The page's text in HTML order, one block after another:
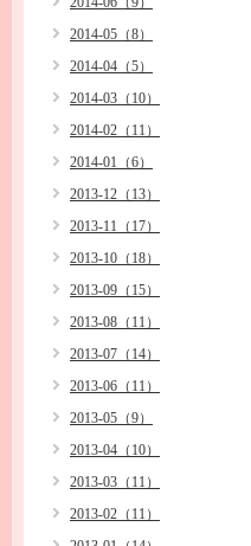
2014-05（8）
2014-04（5）
2014-03（10）
2014-02（11）
2014-01（6）
2013-12（13）
2013-11（17）
2013-10（18）
2013-09（15）
2013-08（11）
2013-07（14）
2013-06（11）
2013-05（9）
2013-04（10）
2013-03（11）
2013-02（11）